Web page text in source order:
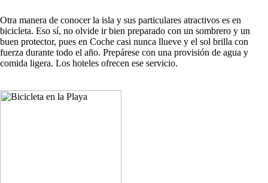
Otra manera de conocer la isla y sus particulares atractivos es en
bicicleta. Eso sí, no olvide ir bien preparado con un sombrero y un
buen protector, pues en Coche casi nunca llueve y el sol brilla con
fuerza durante todo el año. Prepárese con una provisión de agua y
comida ligera. Los hoteles ofrecen ese servicio.